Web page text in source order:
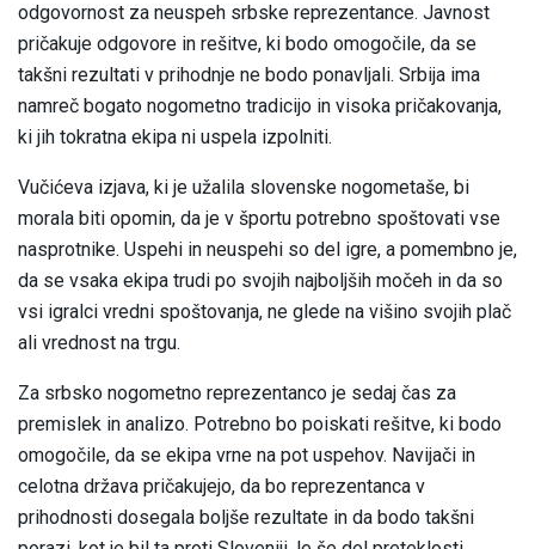
odgovornost za neuspeh srbske reprezentance. Javnost
pričakuje odgovore in rešitve, ki bodo omogočile, da se
takšni rezultati v prihodnje ne bodo ponavljali. Srbija ima
namreč bogato nogometno tradicijo in visoka pričakovanja,
ki jih tokratna ekipa ni uspela izpolniti.
Vučićeva izjava, ki je užalila slovenske nogometaše, bi
morala biti opomin, da je v športu potrebno spoštovati vse
nasprotnike. Uspehi in neuspehi so del igre, a pomembno je,
da se vsaka ekipa trudi po svojih najboljših močeh in da so
vsi igralci vredni spoštovanja, ne glede na višino svojih plač
ali vrednost na trgu.
Za srbsko nogometno reprezentanco je sedaj čas za
premislek in analizo. Potrebno bo poiskati rešitve, ki bodo
omogočile, da se ekipa vrne na pot uspehov. Navijači in
celotna država pričakujejo, da bo reprezentanca v
prihodnosti dosegala boljše rezultate in da bodo takšni